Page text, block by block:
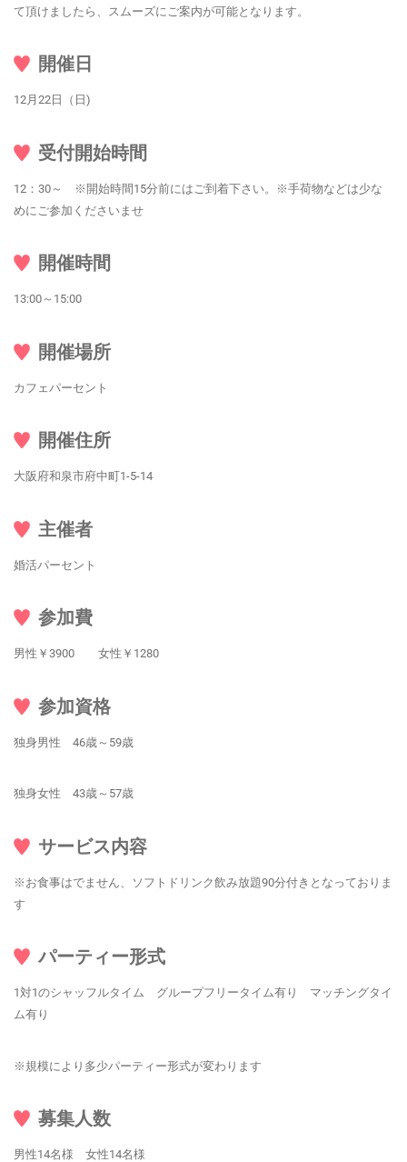
て頂けましたら、スムーズにご案内が可能となります。
開催日
12月22日（日)
受付開始時間
12：30～ ※開始時間15分前にはご到着下さい。※手荷物などは少な
めにご参加くださいませ
開催時間
13:00～15:00
開催場所
カフェパーセント
開催住所
大阪府和泉市府中町1-5-14
主催者
婚活パーセント
参加費
男性￥3900 女性￥1280
参加資格
独身男性 46歳～59歳
独身女性 43歳～57歳
サービス内容
※お食事はでません、ソフトドリンク飲み放題90分付きとなっておりま
す
パーティー形式
1対1のシャッフルタイム グループフリータイム有り マッチングタイ
ム有り
※規模により多少パーティー形式が変わります
募集人数
男性14名様 女性14名様